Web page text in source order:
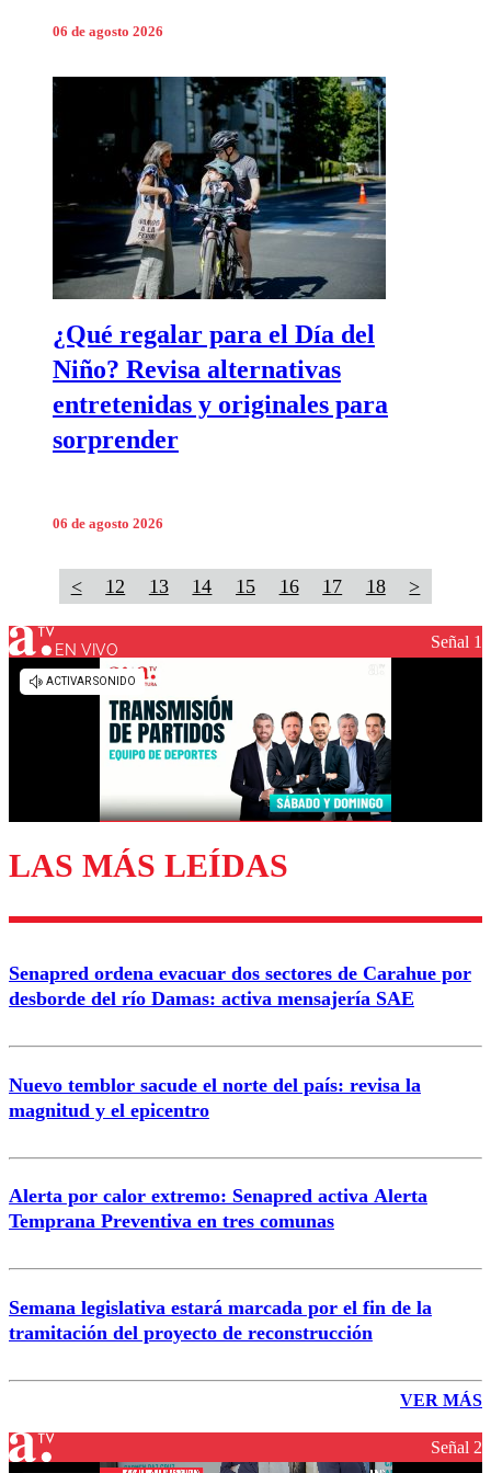
06 de agosto 2026
¿Qué regalar para el Día del
Niño? Revisa alternativas
entretenidas y originales para
sorprender
06 de agosto 2026
< 12 13 14 15 16 17 18 >
EN VIVO Señal 1
LAS MÁS LEÍDAS
Senapred ordena evacuar dos sectores de Carahue por
desborde del río Damas: activa mensajería SAE
Nuevo temblor sacude el norte del país: revisa la
magnitud y el epicentro
Alerta por calor extremo: Senapred activa Alerta
Temprana Preventiva en tres comunas
Semana legislativa estará marcada por el fin de la
tramitación del proyecto de reconstrucción
VER MÁS
Señal 2